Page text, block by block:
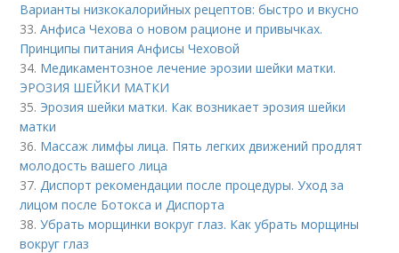
Варианты низкокалорийных рецептов: быстро и вкусно
33.Анфиса Чехова о новом рационе и привычках.
Принципы питания Анфисы Чеховой
34. Медикаментозное лечение эрозии шейки матки.
ЭРОЗИЯ ШЕЙКИ МАТКИ
35. Эрозия шейки матки. Как возникает эрозия шейки
матки
36. Массаж лимфы лица. Пять легких движений продлят
молодость вашего лица
37.Диспорт рекомендации после процедуры. Уход за
лицом после Ботокса и Диспорта
38.Убрать морщинки вокруг глаз. Как убрать морщины
вокруг глаз